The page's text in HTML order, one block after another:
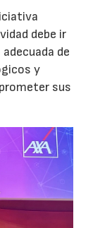
debe ir
de
y
sus